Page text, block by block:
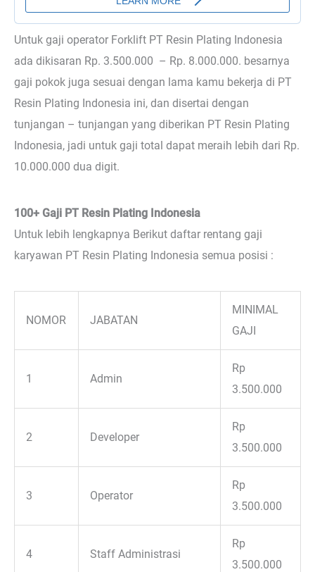
Untuk gaji operator Forklift PT Resin Plating Indonesia
ada dikisaran Rp. 3.500.000 – Rp. 8.000.000. besarnya
gaji pokok juga sesuai dengan lama kamu bekerja di PT
Resin Plating Indonesia ini, dan disertai dengan
tunjangan – tunjangan yang diberikan PT Resin Plating
Indonesia, jadi untuk gaji total dapat meraih lebih dari Rp.
10.000.000 dua digit.
100+ Gaji PT Resin Plating Indonesia
Untuk lebih lengkapnya Berikut daftar rentang gaji
karyawan PT Resin Plating Indonesia semua posisi :
NOMOR JABATAN
MINIMAL
GAJI
1 Admin
Rp
3.500.000
2 Developer
Rp
3.500.000
3 Operator
Rp
3.500.000
4 Staff Administrasi
Rp
3.500.000